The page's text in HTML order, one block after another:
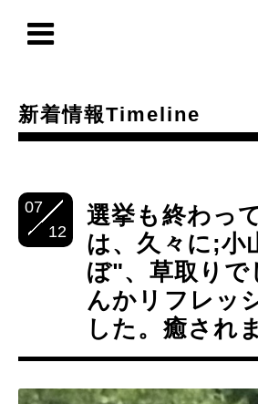
新着情報Timeline
07
12
選挙も終わっ
は、久々に;小
ぼ"、草取りで
んかリフレッ
した。癒され